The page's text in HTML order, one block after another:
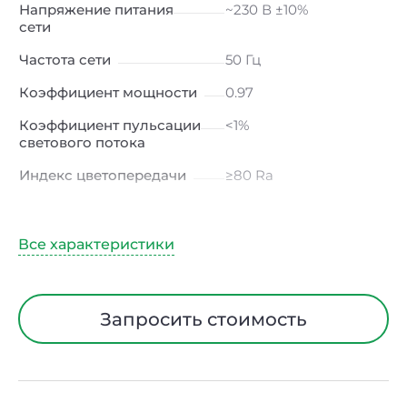
Напряжение питания
сети
~230 В ±10%
Частота сети
50 Гц
Коэффициент мощности
0.97
Коэффициент пульсации
светового потока
<1%
Индекс цветопередачи
≥80 Ra
исполнение
Диапазон рабочих
температур
от +5 до +40 ℃
Запросить стоимость